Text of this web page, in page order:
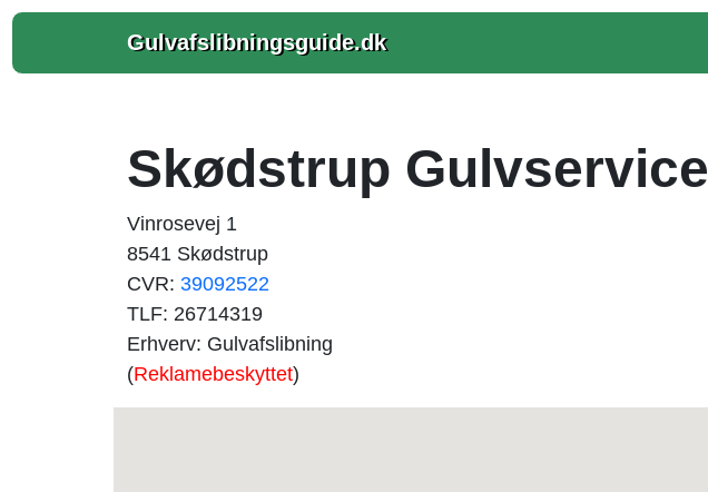
Gulvafslibningsguide.dk
Skødstrup Gulvservice
Vinrosevej 1
8541 Skødstrup
CVR: 39092522
TLF: 26714319
Erhverv: Gulvafslibning
(Reklamebeskyttet)